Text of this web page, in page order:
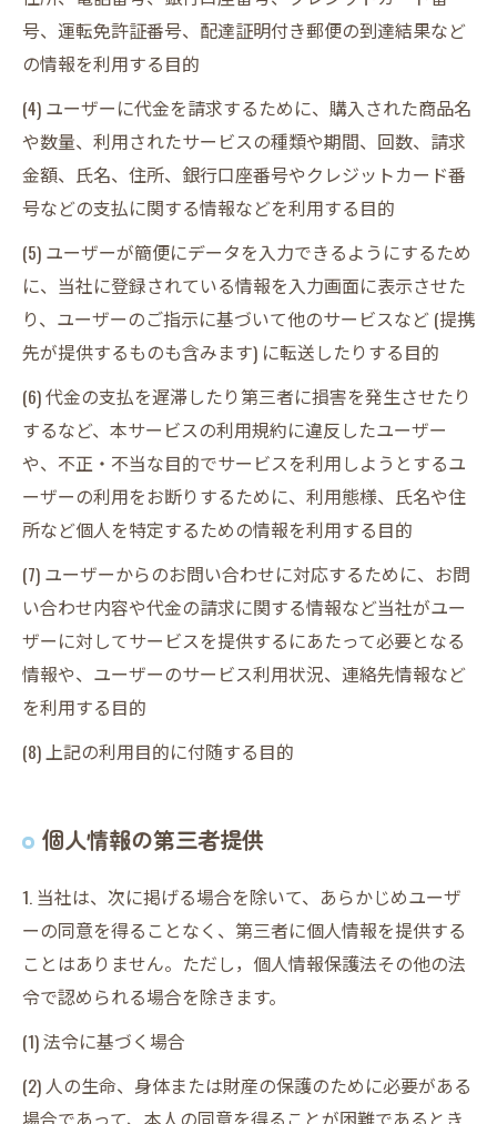
号、運転免許証番号、配達証明付き郵便の到達結果など
の情報を利用する目的
(4) ユーザーに代金を請求するために、購入された商品名
や数量、利用されたサービスの種類や期間、回数、請求
金額、氏名、住所、銀行口座番号やクレジットカード番
号などの支払に関する情報などを利用する目的
(5) ユーザーが簡便にデータを入力できるようにするため
に、当社に登録されている情報を入力画面に表示させた
り、ユーザーのご指示に基づいて他のサービスなど (提携
先が提供するものも含みます) に転送したりする目的
(6) 代金の支払を遅滞したり第三者に損害を発生させたり
するなど、本サービスの利用規約に違反したユーザー
や、不正・不当な目的でサービスを利用しようとするユ
ーザーの利用をお断りするために、利用態様、氏名や住
所など個人を特定するための情報を利用する目的
(7) ユーザーからのお問い合わせに対応するために、お問
い合わせ内容や代金の請求に関する情報など当社がユー
ザーに対してサービスを提供するにあたって必要となる
情報や、ユーザーのサービス利用状況、連絡先情報など
を利用する目的
(8) 上記の利用目的に付随する目的
個人情報の第三者提供
1. 当社は、次に掲げる場合を除いて、あらかじめユーザ
ーの同意を得ることなく、第三者に個人情報を提供する
ことはありません。ただし，個人情報保護法その他の法
令で認められる場合を除きます。
(1) 法令に基づく場合
(2) 人の生命、身体または財産の保護のために必要がある
場合であって、本人の同意を得ることが困難であるとき